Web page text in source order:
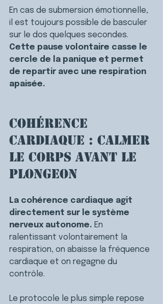
En cas de submersion émotionnelle,
il est toujours possible de basculer
sur le dos quelques secondes.
Cette pause volontaire casse le
cercle de la panique et permet
de repartir avec une respiration
apaisée.
Cohérence
cardiaque : calmer
le corps avant le
plongeon
La cohérence cardiaque agit
directement sur le système
nerveux autonome. En
ralentissant volontairement la
respiration, on abaisse la fréquence
cardiaque et on regagne du
contrôle.
Le protocole le plus simple repose